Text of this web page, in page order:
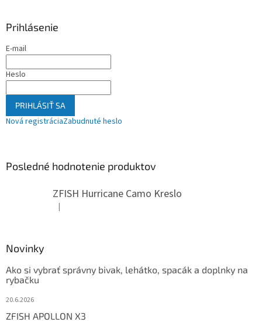
Prihlásenie
E-mail
Heslo
PRIHLÁSIŤ SA
Nová registráciaZabudnuté heslo
Posledné hodnotenie produktov
ZFISH Hurricane Camo Kreslo
Hodnotenie produktu je 5 z 5 hviezdičiek.
|
Novinky
Ako si vybrať správny bivak, lehátko, spacák a doplnky na
rybačku
20.6.2026
ZFISH APOLLON X3